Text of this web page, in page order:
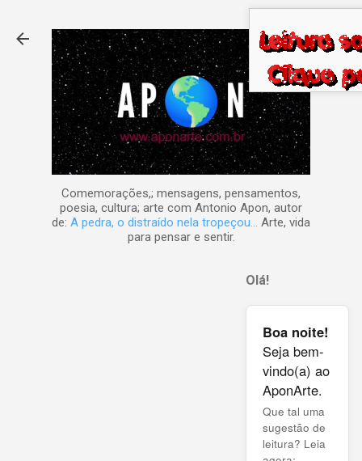
Comemorações,; mensagens, pensamentos,
poesia, cultura; arte com Antonio Apon, autor
de: A pedra, o distraído nela tropeçou... Arte, vida
para pensar e sentir.
Olá!
Boa noite!
Seja bem-
vindo(a) ao
AponArte.
Que tal uma
sugestão de
leitura? Leia